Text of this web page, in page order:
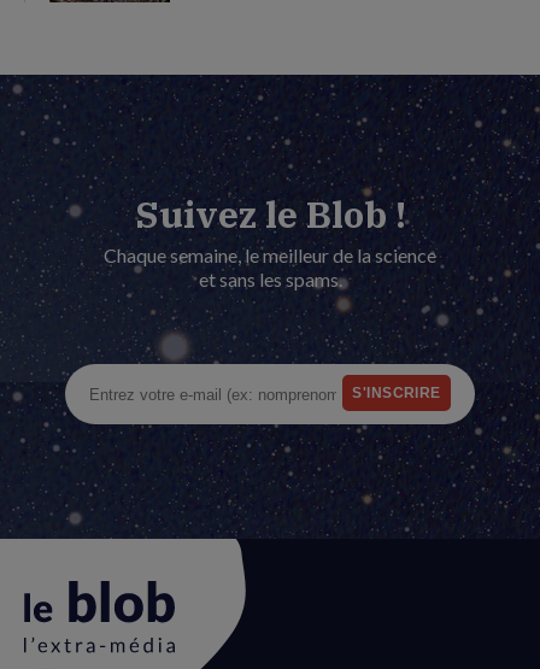
Suivez le Blob !
Chaque semaine, le meilleur de la science
et sans les spams.